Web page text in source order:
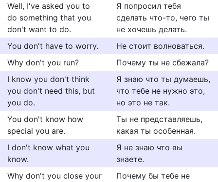
Well, I've asked you to
do something that you
don't want to do.
Я попросил тебя
сделать что-то, чего ты
не хочешь делать.
You don't have to worry.
Не стоит волноваться.
Why don't you run?
Почему ты не сбежала?
I know you don't think
you don't need this, but
you do.
Я знаю что ты думаешь,
что тебе не нужно это,
но это не так.
You don't know how
special you are.
Ты не представляешь,
какая ты особенная.
I don't know what you
know.
Я не знаю что вы
знаете.
Why don't you close your
Почему бы тебе не